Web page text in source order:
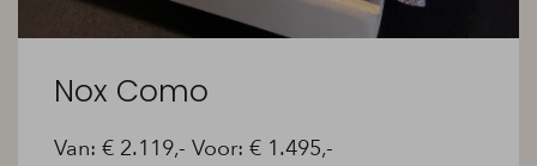
Nox Como
Van: € 2.119,- Voor: € 1.495,-